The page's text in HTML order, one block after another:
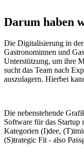
Darum haben
Die Digitalisierung in
Gastronominnen und
Unterstützung, um ihre
sucht das Team nach
auszulagern. Hierbei
Die nebenstehende
Software für das
Kategorien (I)dee,
(S)trategic Fit - also